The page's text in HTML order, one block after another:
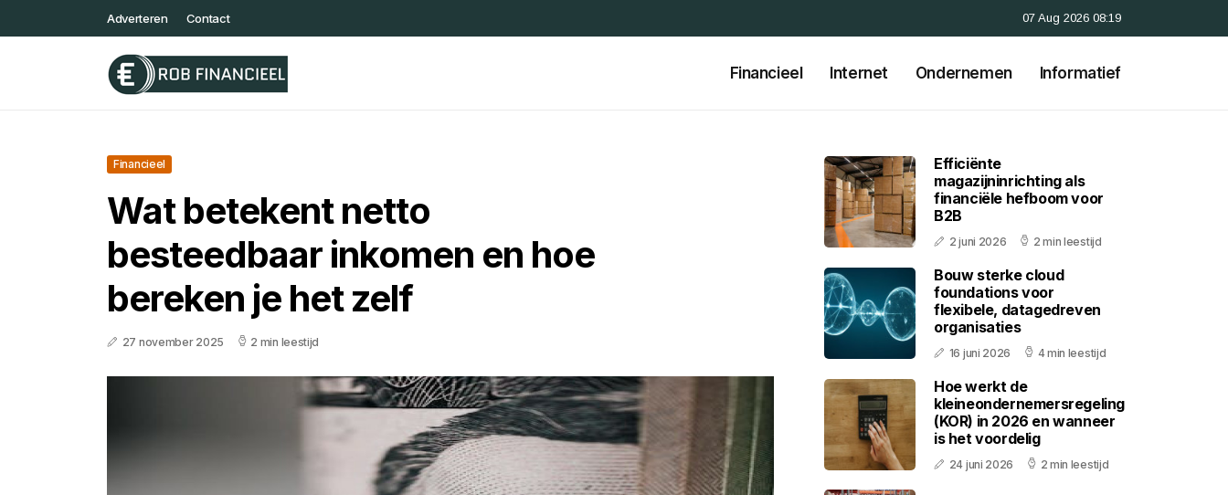
Adverteren Contact 07 Aug 2026 08:19
Financieel Internet Ondernemen Informatief
Financieel
Wat betekent netto
besteedbaar inkomen en hoe
bereken je het zelf
27 november 2025 2 min leestijd
Efficiënte
magazijninrichting als
financiële hefboom voor
B2B
2 juni 2026 2 min leestijd
Bouw sterke cloud
foundations voor
flexibele, datagedreven
organisaties
16 juni 2026 4 min leestijd
Hoe werkt de
kleineondernemersregeling
(KOR) in 2026 en wanneer
is het voordelig
24 juni 2026 2 min leestijd